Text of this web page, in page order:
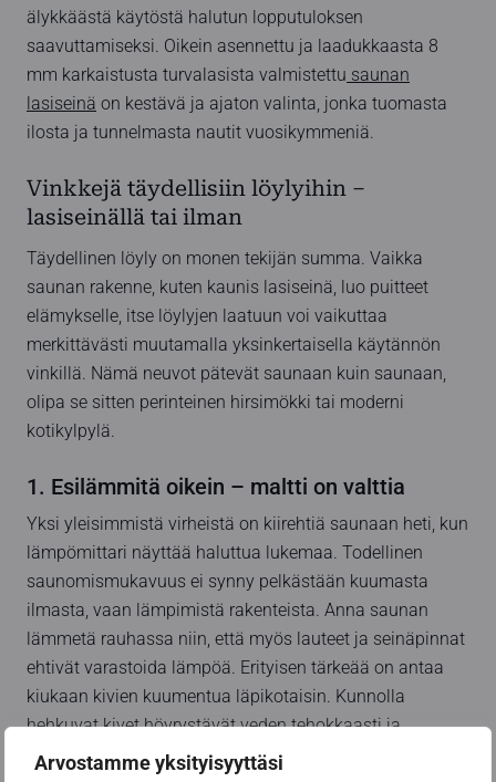
Arvostamme yksityisyyttäsi
älykkäästä käytöstä halutun lopputuloksen
saavuttamiseksi. Oikein asennettu ja laadukkaasta 8
mm karkaistusta turvalasista valmistettu saunan
lasiseinä on kestävä ja ajaton valinta, jonka tuomasta
ilosta ja tunnelmasta nautit vuosikymmeniä.
Vinkkejä täydellisiin löylyihin –
lasiseinällä tai ilman
Täydellinen löyly on monen tekijän summa. Vaikka
saunan rakenne, kuten kaunis lasiseinä, luo puitteet
elämykselle, itse löylyjen laatuun voi vaikuttaa
merkittävästi muutamalla yksinkertaisella käytännön
vinkillä. Nämä neuvot pätevät saunaan kuin saunaan,
olipa se sitten perinteinen hirsimökki tai moderni
kotikylpylä.
1. Esilämmitä oikein – maltti on valttia
Yksi yleisimmistä virheistä on kiirehtiä saunaan heti, kun
lämpömittari näyttää haluttua lukemaa. Todellinen
saunomismukavuus ei synny pelkästään kuumasta
ilmasta, vaan lämpimistä rakenteista. Anna saunan
lämmetä rauhassa niin, että myös lauteet ja seinäpinnat
ehtivät varastoida lämpöä. Erityisen tärkeää on antaa
kiukaan kivien kuumentua läpikotaisin. Kunnolla
hehkuvat kivet höyrystävät veden tehokkaasti ja
tuottavat pehmeän, täyteläisen löylyn.